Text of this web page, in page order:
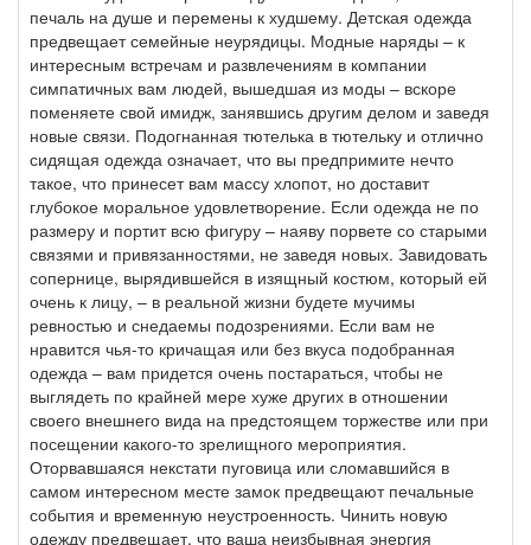
печаль на душе и перемены к худшему. Детская одежда
предвещает семейные неурядицы. Модные наряды – к
интересным встречам и развлечениям в компании
симпатичных вам людей, вышедшая из моды – вскоре
поменяете свой имидж, занявшись другим делом и заведя
новые связи. Подогнанная тютелька в тютельку и отлично
сидящая одежда означает, что вы предпримите нечто
такое, что принесет вам массу хлопот, но доставит
глубокое моральное удовлетворение. Если одежда не по
размеру и портит всю фигуру – наяву порвете со старыми
связями и привязанностями, не заведя новых. Завидовать
сопернице, вырядившейся в изящный костюм, который ей
очень к лицу, – в реальной жизни будете мучимы
ревностью и снедаемы подозрениями. Если вам не
нравится чья-то кричащая или без вкуса подобранная
одежда – вам придется очень постараться, чтобы не
выглядеть по крайней мере хуже других в отношении
своего внешнего вида на предстоящем торжестве или при
посещении какого-то зрелищного мероприятия.
Оторвавшаяся некстати пуговица или сломавшийся в
самом интересном месте замок предвещают печальные
события и временную неустроенность. Чинить новую
одежду предвещает, что ваша неизбывная энергия